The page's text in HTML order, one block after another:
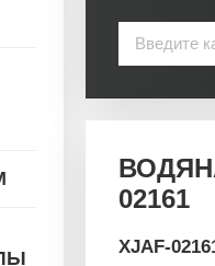
02161
XJAF-